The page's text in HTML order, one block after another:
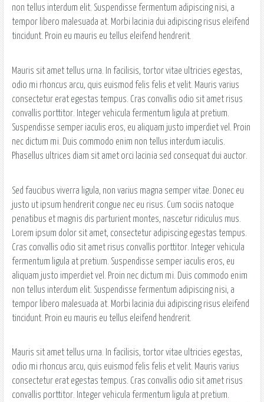
non tellus interdum elit. Suspendisse fermentum adipiscing nisi, a
tempor libero malesuada at. Morbi lacinia dui adipiscing risus eleifend
tincidunt. Proin eu mauris eu tellus eleifend hendrerit.
Mauris sit amet tellus urna. In facilisis, tortor vitae ultricies egestas,
odio mi rhoncus arcu, quis euismod felis felis et velit. Mauris varius
consectetur erat egestas tempus. Cras convallis odio sit amet risus
convallis porttitor. Integer vehicula fermentum ligula at pretium.
Suspendisse semper iaculis eros, eu aliquam justo imperdiet vel. Proin
nec dictum mi. Duis commodo enim non tellus interdum iaculis.
Phasellus ultrices diam sit amet orci lacinia sed consequat dui auctor.
Sed faucibus viverra ligula, non varius magna semper vitae. Donec eu
justo ut ipsum hendrerit congue nec eu risus. Cum sociis natoque
penatibus et magnis dis parturient montes, nascetur ridiculus mus.
Lorem ipsum dolor sit amet, consectetur adipiscing egestas tempus.
Cras convallis odio sit amet risus convallis porttitor. Integer vehicula
fermentum ligula at pretium. Suspendisse semper iaculis eros, eu
aliquam justo imperdiet vel. Proin nec dictum mi. Duis commodo enim
non tellus interdum elit. Suspendisse fermentum adipiscing nisi, a
tempor libero malesuada at. Morbi lacinia dui adipiscing risus eleifend
tincidunt. Proin eu mauris eu tellus eleifend hendrerit.
Mauris sit amet tellus urna. In facilisis, tortor vitae ultricies egestas,
odio mi rhoncus arcu, quis euismod felis felis et velit. Mauris varius
consectetur erat egestas tempus. Cras convallis odio sit amet risus
convallis porttitor. Integer vehicula fermentum ligula at pretium.